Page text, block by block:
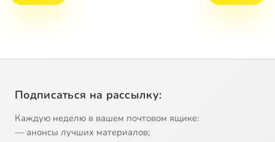
Подписаться на рассылку:
Каждую неделю в вашем почтовом ящике:
— анонсы лучших материалов;